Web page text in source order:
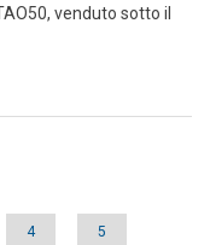
venduto sotto il
4
5